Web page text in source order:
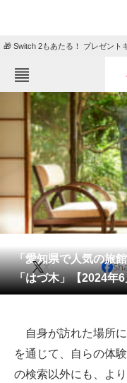
🎁 Switch 2もあたる！ プレゼント
ねとらぼメニュー
TOP
エンタメ
グルメ
住まい
会員記事
メディア
ITの今と未来を見通す
スマホと通信の最新ト
「愛知県で人気の旅
「はづ木」【2024年
X
自身が訪れた場所
を通じて、自らの体
の検索以外にも、よ